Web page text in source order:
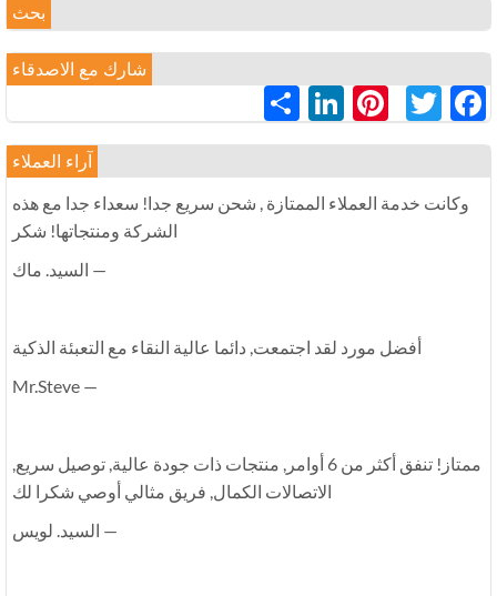
بحث
شارك مع الاصدقاء
Facebook
Twitter
Pinterest
LinkedIn
分
享
آراء العملاء
وكانت خدمة العملاء الممتازة , شحن سريع جدا! سعداء جدا مع هذه
الشركة ومنتجاتها! شكر
— السيد. ماك
أفضل مورد لقد اجتمعت, دائما عالية النقاء مع التعبئة الذكية
— Mr.Steve
ممتاز! تنفق أكثر من 6 أوامر, منتجات ذات جودة عالية, توصيل سريع,
الاتصالات الكمال, فريق مثالي أوصي شكرا لك
— السيد. لويس